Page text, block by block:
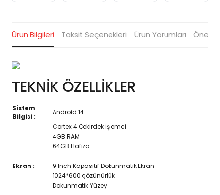
Ürün Bilgileri Taksit Seçenekleri Ürün Yorumları
TEKNİK ÖZELLİKLER
Sistem
Bilgisi :
Android 14
Cortex 4 Çekirdek İşlemci
4GB RAM
64GB Hafıza
.
Ekran :
9 Inch Kapasitif Dokunmatik Ekran
1024*600 çözünürlük
Dokunmatik Yüzey